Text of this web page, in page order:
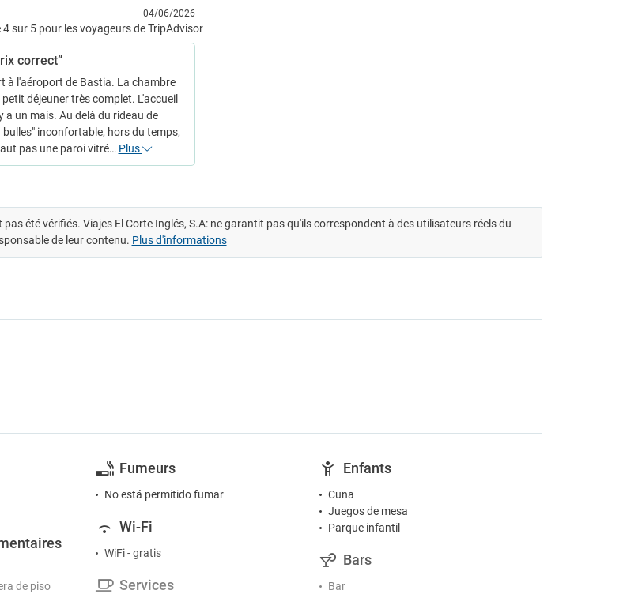
04/06/2026
correct”
à l'aéroport de Bastia. La chambre
déjeuner très complet. L'accueil
a un mais. Au delà du rideau de
inconfortable, hors du temps,
pas une paroi vitré… Plus
été vérifiés. Viajes El Corte Inglés, S.A: ne garantit pas qu'ils correspondent à des utilisateurs réels du
de leur contenu. Plus d'informations
de piso
Fumeurs
No está permitido fumar
Wi-Fi
WiFi - gratis
Services
Enfants
Cuna
Juegos de mesa
Parque infantil
Bars
Bar